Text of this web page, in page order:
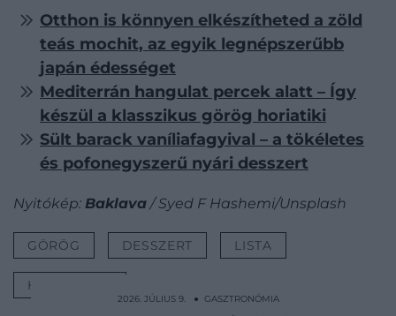
Otthon is könnyen elkészítheted a zöld
teás mochit, az egyik legnépszerűbb
japán édességet
Mediterrán hangulat percek alatt – Így
készül a klasszikus görög horiatiki
Sült barack vaníliafagyival – a tökéletes
és pofonegyszerű nyári desszert
Nyitókép: Baklava/ Syed F Hashemi/Unsplash
GÖRÖG DESSZERT LISTA
HÚSMENTES
2026. JÚLIUS 9. ● GASZTRONÓMIA